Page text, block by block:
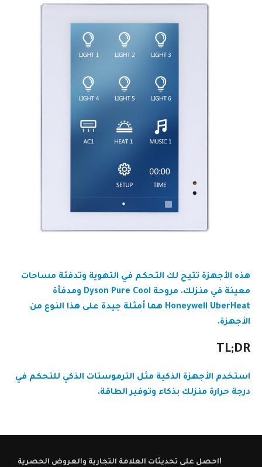
هذه الأجهزة تتيح لك التحكم في التهوية وتدفئة مساحات
معينة في منزلك. مروحة Dyson Pure Cool ومدفأة
Honeywell UberHeat هما أمثلة جيدة على هذا النوع من
الأجهزة.
TL;DR
استخدم الأجهزة الذكية مثل الترموستات الذكي للتحكم في
درجة حرارة منزلك بذكاء وتوفير الطاقة.
احصل على تحديثات العلامة التجارية والعروض الحصرية!